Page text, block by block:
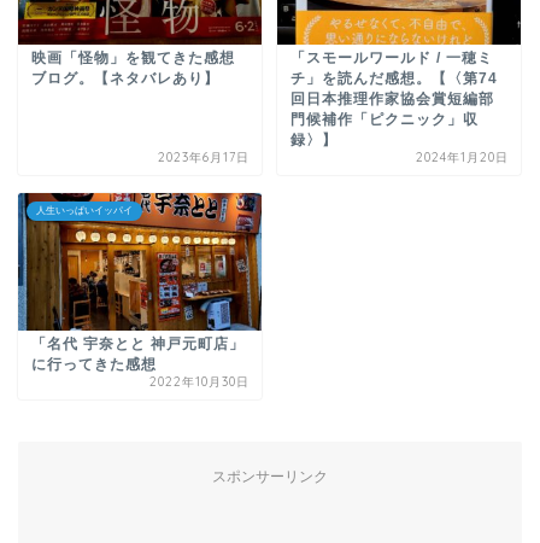
映画「怪物」を観てきた感想
ブログ。【ネタバレあり】
2023年6月17日
「スモールワールド / 一穂ミ
チ」を読んだ感想。【〈第74
回日本推理作家協会賞短編部
門候補作「ピクニック」収
録〉】
2024年1月20日
人生いっぱいイッパイ
「名代 宇奈とと 神戸元町店」
に行ってきた感想
2022年10月30日
スポンサーリンク